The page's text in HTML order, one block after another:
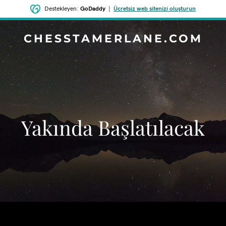
Destekleyen: GoDaddy Ücretsiz web sitenizi oluşturun
CHESSTAMERLANE.COM
‌Yakında Başlatılacak